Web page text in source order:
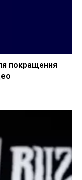
покращення